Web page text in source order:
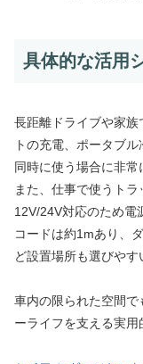
具体的な活用
長距離ドライブや家族
トの充電、ポータブ
同時に使う場合に非常
また、仕事で使うトラ
12V/24V対応のため電
コードは約1mあり、
ど設置場所も選びやす
車内の限られた空間で
ーライフを支える実用